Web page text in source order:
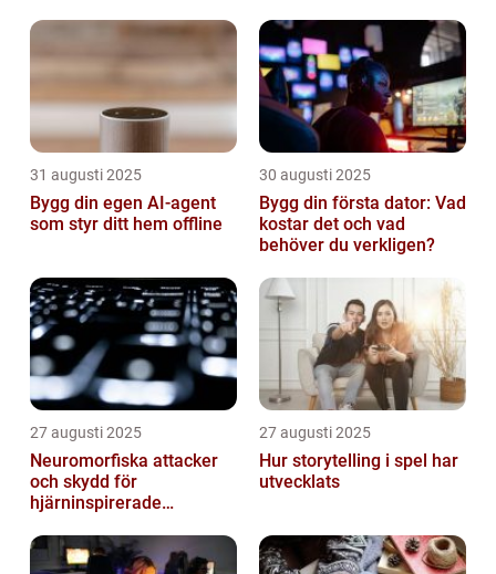
31 augusti 2025
Bygg din egen AI-agent
som styr ditt hem offline
30 augusti 2025
Bygg din första dator: Vad
kostar det och vad
behöver du verkligen?
27 augusti 2025
Neuromorfiska attacker
och skydd för
hjärninspirerade
27 augusti 2025
Hur storytelling i spel har
utvecklats